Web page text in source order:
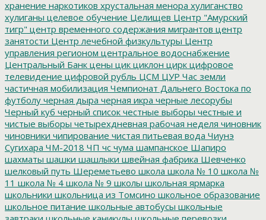
хранение наркотиков хрустальная менора хулиганство
хулиганы целевое обучение Целищев Центр "Амурский
тигр" центр временного содержания мигрантов центр
занятости Центр лечебной физкультуры Центр
управления регионом центральное водоснабжение
Центральный Банк цены цик циклон цирк цифровое
телевидение цифровой рубль ЦСМ ЦУР Час земли
частичная мобилизация Чемпионат Дальнего Востока по
футболу черная дыра черная икра черные лесорубы
Черный куб черный список честные выборы честные и
чистые выборы четырехдневная рабочая неделя чиновник
чиновники чипирование чистая питьевая вода Чиунэ
Сугихара ЧМ-2018 ЧП чс чума шампанское Шапиро
шахматы шашки шашлыки швейная фабрика Шевченко
шелковый путь Шереметьево школа школа № 10 школа №
11 школа № 4 школа № 9 школы школьная ярмарка
школьники школьница из Томсино школьное образование
школьное питание школьные автобусы школьные